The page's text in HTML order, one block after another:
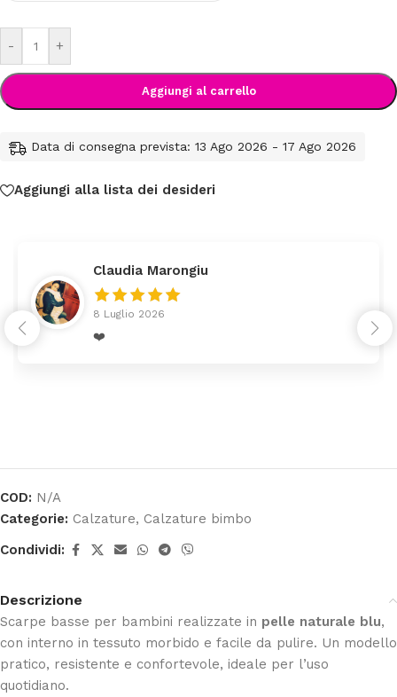
- +
Aggiungi al carrello
Data di consegna prevista: 13 Ago 2026 - 17 Ago 2026
Aggiungi alla lista dei desideri
Claudia Marongiu
8 Luglio 2026
❤️
COD: N/A
Categorie: Calzature, Calzature bimbo
Condividi:
Descrizione
Scarpe basse per bambini realizzate in pelle naturale blu,
con interno in tessuto morbido e facile da pulire. Un modello
pratico, resistente e confortevole, ideale per l’uso
quotidiano.